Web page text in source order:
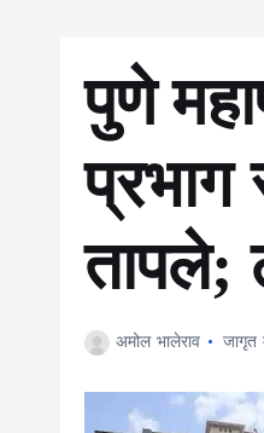
पुणे
प्रभाग
तापले;
अमोल भालेराव जागृत